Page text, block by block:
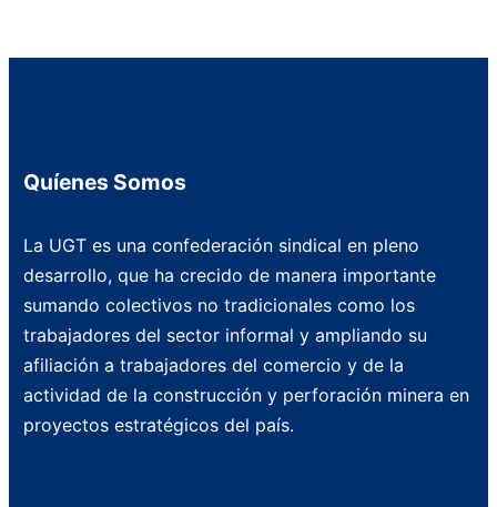
Quíenes Somos
La UGT es una confederación sindical en pleno
desarrollo, que ha crecido de manera importante
sumando colectivos no tradicionales como los
trabajadores del sector informal y ampliando su
afiliación a trabajadores del comercio y de la
actividad de la construcción y perforación minera en
proyectos estratégicos del país.